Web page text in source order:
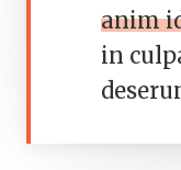
anim
in